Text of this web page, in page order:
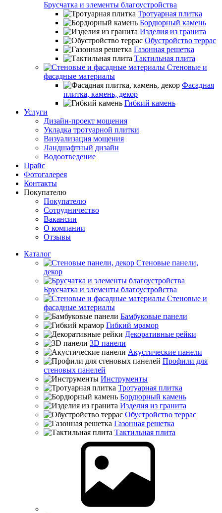
Брусчатка и элементы благоустройства
Тротуарная плитка
Бордюрный камень
Изделия из гранита
Обустройство террас
Газонная решетка
Тактильная плита
Стеновые и
фасадные материалы
Фасадная
плитка, камень, декор
Гибкий камень
Услуги
Дизайн-проект мощения
Укладка тротуарной плитки
Визуализация мощения
Ландшафтный дизайн
Водоотведение
Прайс
Фотогалерея
Контакты
Покупателю
Покупателю
Сотрудничество
Вакансии
О компании
Отзывы
Каталог
Стеновые панели,
декор
Брусчатка и элементы благоустройства
Стеновые и
фасадные материалы
Бамбуковые панели
Гибкий мрамор
Декоративные рейки
3D панели
Акустические панели
Профили для
стеновых панелей
Инструменты
Тротуарная плитка
Бордюрный камень
Изделия из гранита
Обустройство террас
Газонная решетка
Тактильная плита